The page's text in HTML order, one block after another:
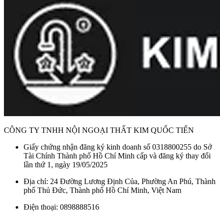
CÔNG TY TNHH NỘI NGOẠI THẤT KIM QUỐC TIẾN
Giấy chứng nhận đăng ký kinh doanh số 0318800255 do Sở
Tài Chính Thành phố Hồ Chí Minh cấp và đăng ký thay đổi
lần thứ 1, ngày 19/05/2025
Địa chỉ: 24 Đường Lương Định Của, Phường An Phú, Thành
phố Thủ Đức, Thành phố Hồ Chí Minh, Việt Nam
Điện thoại: 0898888516